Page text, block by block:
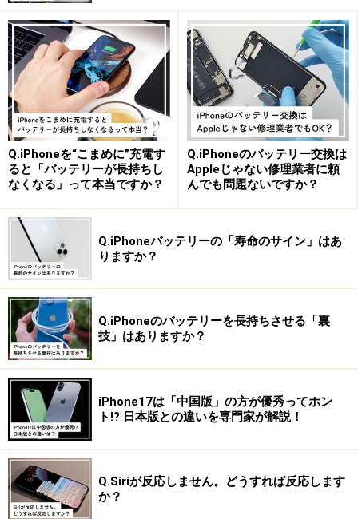
「INFOBAR」などを手がけたプロダクトデザイナーの深澤直
人氏がデザインした「PRISMOID」。
※記事内容は執筆時点のものです。最新の内容をご確認くださ
い。
※機種やOSのバージョンによって画面表示、操作方法が異なる可
能性があります。
Q.iPhoneを“こまめに”充電す
ると「バッテリーが長持ちし
なくなる」って本当ですか？
Q.iPhoneのバッテリー交換は
Appleじゃない修理業者に頼
んでも問題ないですか？
Q.iPhoneバッテリーの「寿命のサイン」はあ
りますか？
Q.iPhoneのバッテリーを長持ちさせる「裏
技」はありますか？
iPhone17は「中国版」の方が優秀ってホン
ト!? 日本版との違いを専門家が解説！
Q.Siriが反応しません。どうすれば反応します
か？